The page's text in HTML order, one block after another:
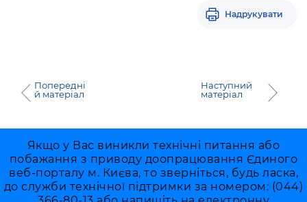
Надрукувати
Попередні
й матеріал
Наступний
матеріал
Якщо у Вас виникли технічні питання або
побажання з приводу доопрацювання Єдиного
веб-порталу м. Києва, то зверніться, будь ласка,
до служби технічної підтримки за номером: (044)